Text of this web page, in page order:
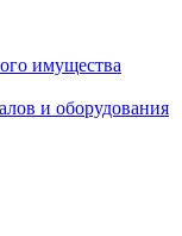
имущества
и оборудования